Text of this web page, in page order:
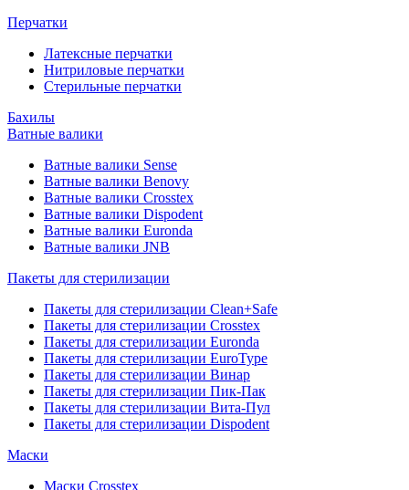
Перчатки
Латексные перчатки
Нитриловые перчатки
Стерильные перчатки
Бахилы
Ватные валики
Ватные валики Sense
Ватные валики Benovy
Ватные валики Crosstex
Ватные валики Dispodent
Ватные валики Euronda
Ватные валики JNB
Пакеты для стерилизации
Пакеты для стерилизации Clean+Safe
Пакеты для стерилизации Crosstex
Пакеты для стерилизации Euronda
Пакеты для стерилизации EuroType
Пакеты для стерилизации Винар
Пакеты для стерилизации Пик-Пак
Пакеты для стерилизации Вита-Пул
Пакеты для стерилизации Dispodent
Маски
Маски Crosstex